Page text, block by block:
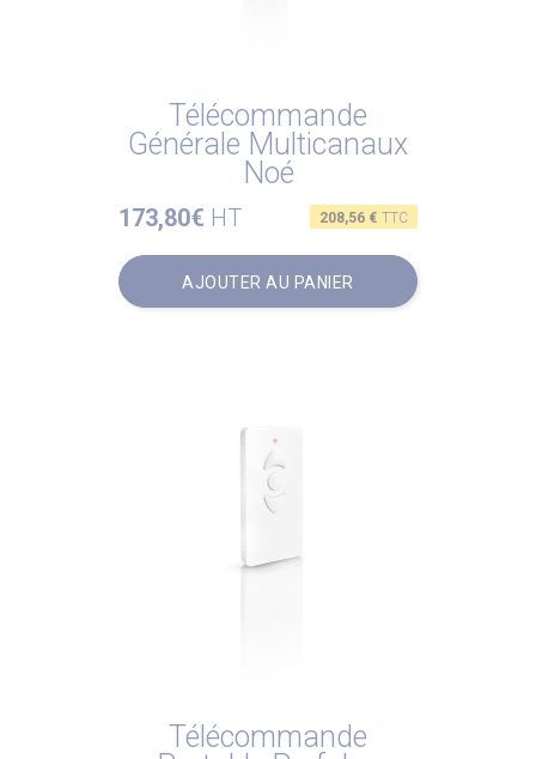
Télécommande
Générale Multicanaux
Noé
173,80€ HT Prix
208,56 € TTC
AJOUTER AU PANIER
Télécommande